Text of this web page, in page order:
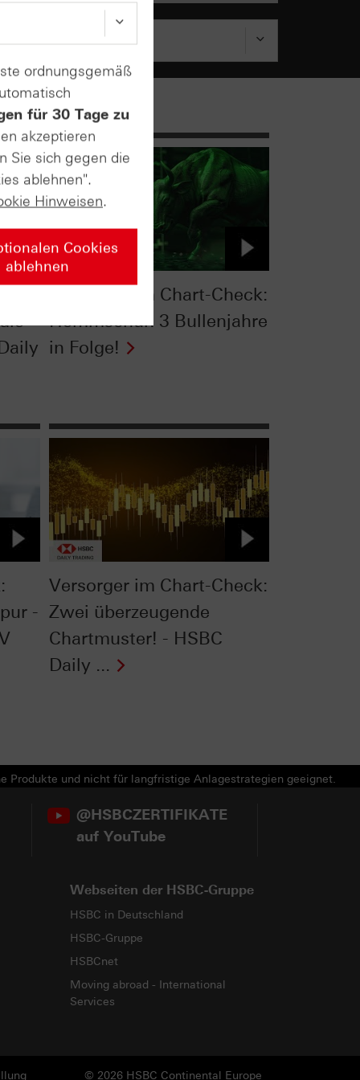
S&P 500® im Chart-Check:
Hemmschuh 3 Bullenjahre
in Folge!
-
Versorger im Chart-Check:
Zwei überzeugende
Chartmuster! - HSBC
Daily ...
Produkte und nicht für langfristige Anlagestrategien geeignet.
@HSBCZERTIFIKATE
auf YouTube
Webseiten der HSBC-Gruppe
HSBC in Deutschland
HSBC-Gruppe
HSBCnet
Moving abroad - International
Services
© 2026 HSBC Continental Europe
ordnungsgemäß
für 30 Tage zu
akzeptieren
Sie sich gegen die
ablehnen".
Hinweisen.
Cookies
ablehnen